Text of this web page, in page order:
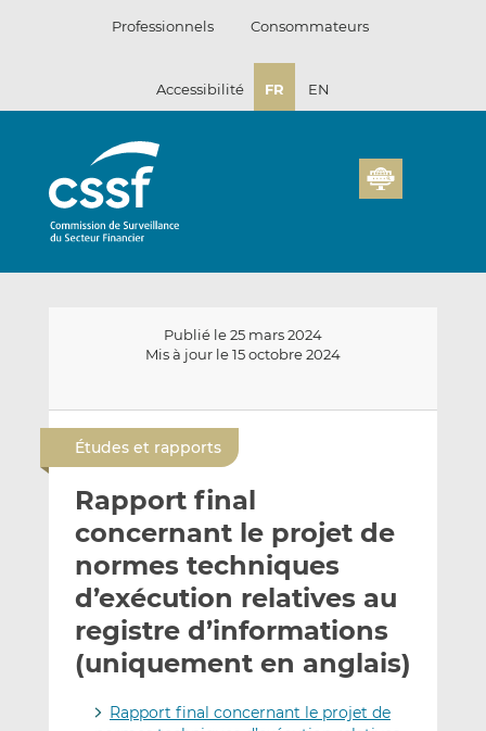
Professionnels Consommateurs
Accessibilité FR EN
Publié le 25 mars 2024
Mis à jour le 15 octobre 2024
n
v
y
e
p
a
r
m
i
a
g
e
r
s
u
L
n
a
g
e
r
s
u
F
c
Études et rapports
Rapport final
concernant le projet de
normes techniques
d’exécution relatives au
registre d’informations
(uniquement en anglais)
Rapport final concernant le projet de